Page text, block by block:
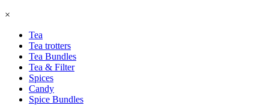
×
Tea
Tea trotters
Tea Bundles
Tea & Filter
Spices
Candy
Spice Bundles